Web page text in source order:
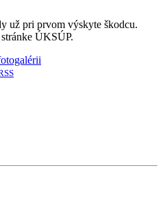
už pri prvom výskyte škodcu.
ÚKSÚP.